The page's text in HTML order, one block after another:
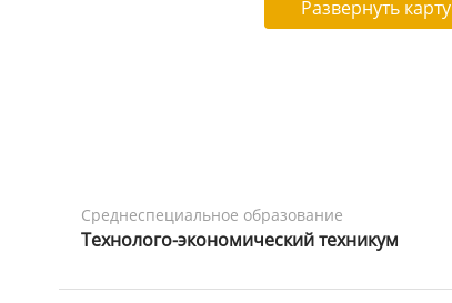
Развернуть карту
Среднеспециальное образование
Технолого-экономический техникум